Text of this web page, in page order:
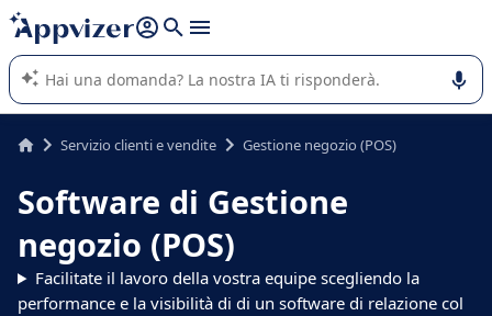
righe con
shift + enter
L'IA di Appvizer vi guida nell'utilizzo o nella scelta di un
software SaaS per la vostra azienda.
Servizio clienti e vendite Gestione negozio (POS)
Software di Gestione
negozio (POS)
Facilitate il lavoro della vostra equipe scegliendo la
performance e la visibilità di di un software di relazione col